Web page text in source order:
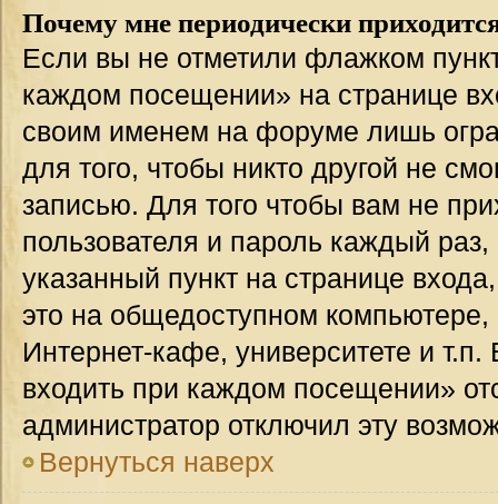
Почему мне периодически
Если вы не отметили флажком
каждом посещении» на странице
своим именем на форуме лишь
для того, чтобы никто другой не
записью. Для того чтобы вам не
пользователя и пароль каждый
указанный пункт на странице
это на общедоступном
Интернет-кафе, университете и т.п.
входить при каждом посещении»
администратор отключил эту
Вернуться наверх